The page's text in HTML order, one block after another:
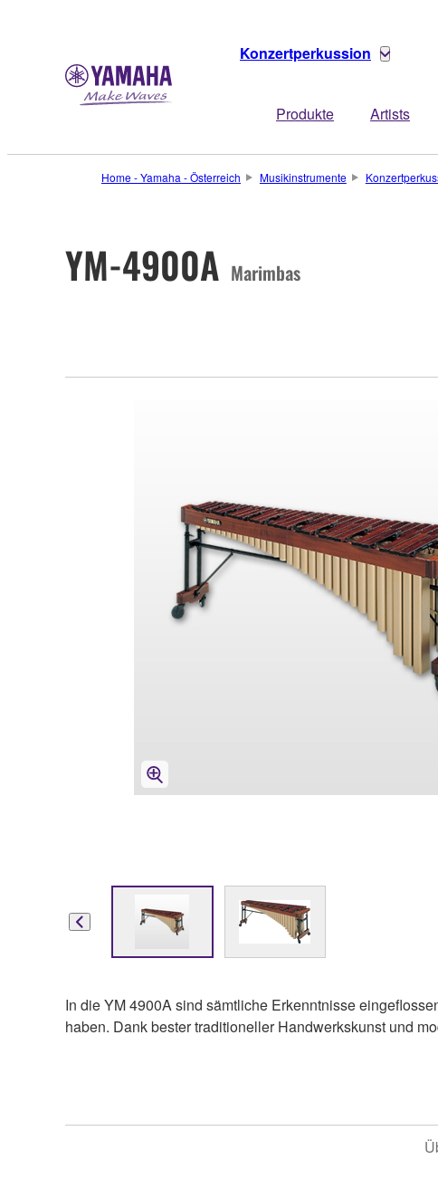
Konzertperkussion
Produkte Artists
Home - Yamaha - Österreich Musikinstrumente
YM-4900A Marimbas
In die YM 4900A sind sämtliche Erkenntnisse
haben. Dank bester traditioneller Handwerkskunst und